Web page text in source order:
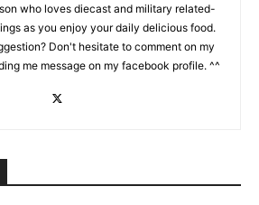
who loves diecast and military related-
as you enjoy your daily delicious food.
Don't hesitate to comment on my
me message on my facebook profile. ^^